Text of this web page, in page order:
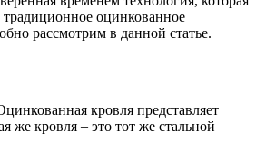
оцинкованное
рассмотрим в данной статье.
кровля представляет
же кровля – это тот же стальной